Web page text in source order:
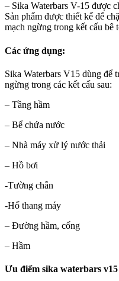
– Sika Waterbars V-15 được
Sản phẩm được thiết kế để
mạch ngừng trong kết cấu bê
Các ứng dụng:
Sika Waterbars V15 dùng để
ngừng trong các kết cấu sau:
– Tầng hầm
– Bể chứa nước
– Nhà máy xử lý nước thải
– Hồ bơi
-Tường chắn
-Hố thang máy
– Đường hầm, cống
– Hầm
Ưu điểm sika waterbars v15